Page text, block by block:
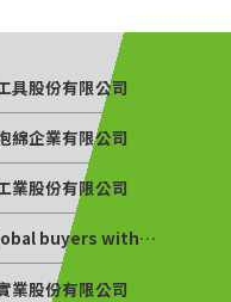
具股份有限公司
綿企業有限公司
業股份有限公司
buyers with
業股份有限公司